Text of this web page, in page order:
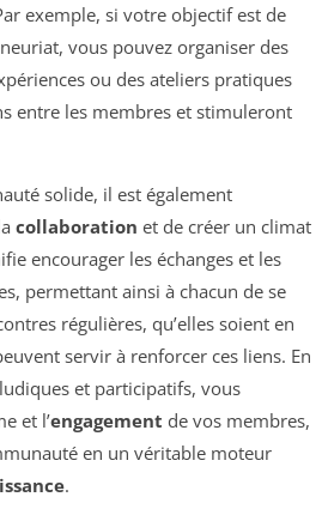
exemple, si votre objectif est de
vous pouvez organiser des
ou des ateliers pratiques
entre les membres et stimuleront
solide, il est également
collaboration et de créer un climat
encourager les échanges et les
permettant ainsi à chacun de se
régulières, qu’elles soient en
servir à renforcer ces liens. En
et participatifs, vous
et l’engagement de vos membres,
en un véritable moteur
.